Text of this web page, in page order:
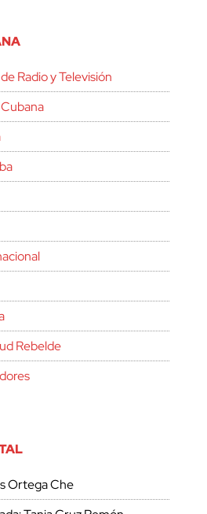
Radio y Televisión
Rebelde
Ortega Che